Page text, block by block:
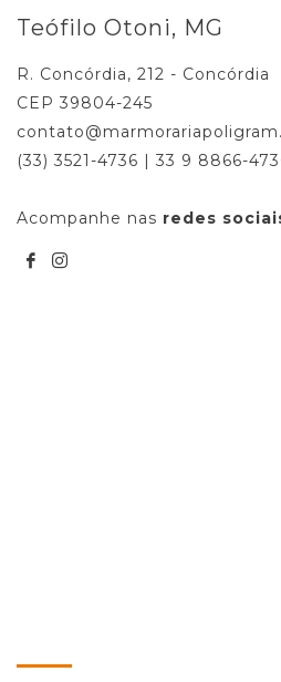
Teófilo Otoni, MG
R. Concórdia, 212 - Concórdia
CEP 39804-245
(33) 3521-4736 | 33 9 8866-
Acompanhe nas redes